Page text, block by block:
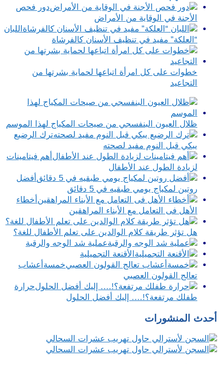
دور فحص
الأجنة في الوقاية من الأمراض
اللبان
“العلكة” مفيد في تنظيف الأسنان كالفرشاة
خطوات على كل امرأة اتباعها لحماية بشرتها من
التجاعيد
ظلال العيون البنفسجي من صيحات المكياج لهذا الموسم
ترك الرضيع
يبكي قبل النوم مفيد لصحته
أهم فيتامينات
لزيادة الطول عند الأطفال
أفضل
روتين لمكياج يومي طبقيه في 5 دقائق
أخطاء
الأهل فى التعامل مع الأبناء المراهقين
هل تؤثر طريقة كلام الوالدين على تعلم الأطفال للغة؟
عملية شد الوجه والرقبة
الأقنعة التجميلية
خمسةأعشاب
تعالج القولون العصبي
حرارة
طفلك مرتفعة؟!…. إليك أفضل الحلول
أحدث المنشورات